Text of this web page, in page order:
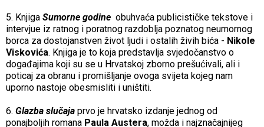
5. Knjiga Sumorne godine obuhvaća publicističke tekstove i
intervjue iz ratnog i poratnog razdoblja poznatog neumornog
borca za dostojanstven život ljudi i ostalih živih bića - Nikole
Viskovića. Knjiga je to koja predstavlja svjedočanstvo o
događajima koji su se u Hrvatskoj zborno prešućivali, ali i
poticaj za obranu i promišljanje ovoga svijeta kojeg nam
uporno nastoje obesmisliti i uništiti.
6. Glazba slučaja prvo je hrvatsko izdanje jednog od
ponajboljih romana Paula Austera, možda i najznačajnijeg